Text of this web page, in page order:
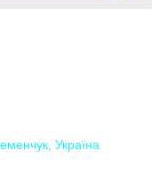
Україна